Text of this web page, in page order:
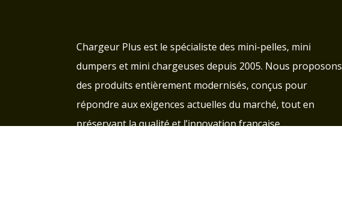
Chargeur Plus est le spécialiste des mini-pelles, mini
dumpers et mini chargeuses depuis 2005. Nous proposons
des produits entièrement modernisés, conçus pour
répondre aux exigences actuelles du marché, tout en
préservant la qualité et l’innovation française.